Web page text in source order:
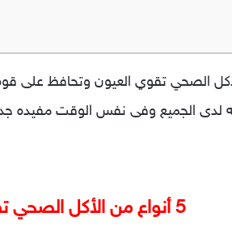
على 5 أنواع من الأكل الصحي تقوي
لدى الجميع وفى نفس الوقت مفيده
5 أنواع من الأكل الصحي تقوي العيون